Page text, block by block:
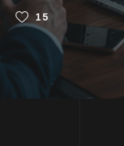
15